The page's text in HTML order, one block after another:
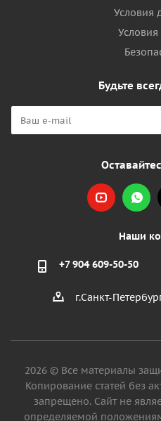
Условия
Будьте
Наши
+7 904 609-50-50
г.Санкт-
2026 © Все материалы
Копирование статей без
запрещено. Сайт не
определяемой